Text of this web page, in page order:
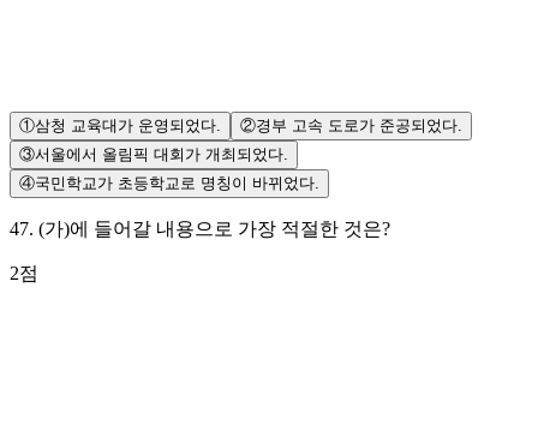
①삼청 교육대가 운영되었다. ②경부 고속 도로가 준공되었다.
③서울에서 올림픽 대회가 개최되었다.
④국민학교가 초등학교로 명칭이 바뀌었다.
47. (가)에 들어갈 내용으로 가장 적절한 것은?
2점